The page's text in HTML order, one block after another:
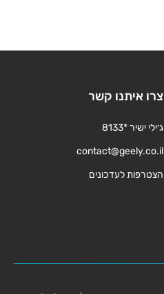
צרו איתנו קשר
ג׳ילי ישיר *8133
contact@geely.co.il
הצטרפות לעדכונים